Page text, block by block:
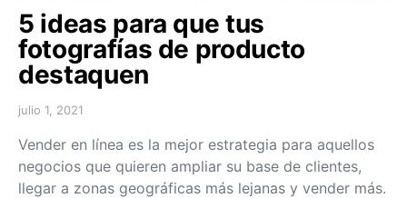
5 ideas para que tus
fotografías de producto
destaquen
julio 1, 2021
Vender en línea es la mejor estrategia para aquellos
negocios que quieren ampliar su base de clientes,
llegar a zonas geográficas más lejanas y vender más.